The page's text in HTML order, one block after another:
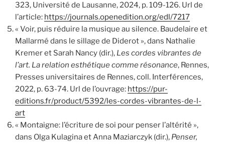
323, Université de Lausanne, 2024, p. 109-126. Url de
l’article: https://journals.openedition.org/edl/7217
« Voir, puis réduire la musique au silence. Baudelaire et
Mallarmé dans le sillage de Diderot », dans Nathalie
Kremer et Sarah Nancy (dir.), Les cordes vibrantes de
l’art. La relation esthétique comme résonance, Rennes,
Presses universitaires de Rennes, coll. Interférences,
2022, p. 63-74. Url de l’ouvrage: https://pur-
editions.fr/product/5392/les-cordes-vibrantes-de-l-
art
« Montaigne: l’écriture de soi pour penser l’altérité »,
dans Olga Kulagina et Anna Maziarczyk (dir.), Penser,